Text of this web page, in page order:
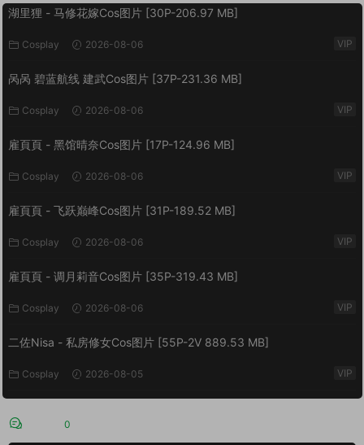
湖里狸 - 马修花嫁Cos图片 [30P-206.97 MB]
Cosplay 2026-08-06 VIP
呙呙 碧蓝航线 建武Cos图片 [37P-231.36 MB]
Cosplay 2026-08-06 VIP
雇頁頁 - 黑馆晴奈Cos图片 [17P-124.96 MB]
Cosplay 2026-08-06 VIP
雇頁頁 - 飞跃巅峰Cos图片 [31P-189.52 MB]
Cosplay 2026-08-06 VIP
雇頁頁 - 调月莉音Cos图片 [35P-319.43 MB]
Cosplay 2026-08-06 VIP
二佐Nisa - 私房修女Cos图片 [55P-2V 889.53 MB]
Cosplay 2026-08-05 VIP
0